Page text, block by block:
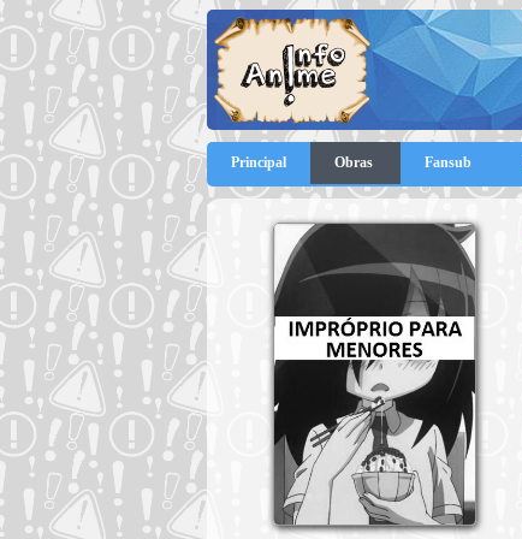
Principal Obras Fansub